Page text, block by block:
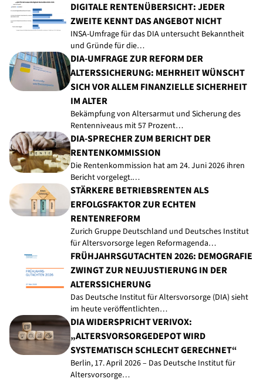
DIGITALE RENTENÜBERSICHT: JEDER
ZWEITE KENNT DAS ANGEBOT NICHT
INSA-Umfrage für das DIA untersucht Bekanntheit
und Gründe für die…
DIA-UMFRAGE ZUR REFORM DER
ALTERSSICHERUNG: MEHRHEIT WÜNSCHT
SICH VOR ALLEM FINANZIELLE SICHERHEIT
IM ALTER
Bekämpfung von Altersarmut und Sicherung des
Rentenniveaus mit 57 Prozent…
DIA-SPRECHER ZUM BERICHT DER
RENTENKOMMISSION
Die Rentenkommission hat am 24. Juni 2026 ihren
Bericht vorgelegt.…
STÄRKERE BETRIEBSRENTEN ALS
ERFOLGSFAKTOR ZUR ECHTEN
RENTENREFORM
Zurich Gruppe Deutschland und Deutsches Institut
für Altersvorsorge legen Reformagenda…
FRÜHJAHRSGUTACHTEN 2026: DEMOGRAFIE
ZWINGT ZUR NEUJUSTIERUNG IN DER
ALTERSSICHERUNG
Das Deutsche Institut für Altersvorsorge (DIA) sieht
im heute veröffentlichten…
DIA WIDERSPRICHT VERIVOX:
„ALTERSVORSORGEDEPOT WIRD
SYSTEMATISCH SCHLECHT GERECHNET“
Berlin, 17. April 2026 – Das Deutsche Institut für
Altersvorsorge…